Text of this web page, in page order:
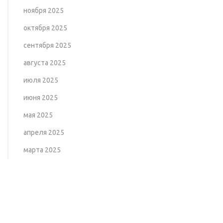
ноября 2025
октября 2025
сентября 2025
августа 2025
июля 2025
июня 2025
мая 2025
апреля 2025
марта 2025